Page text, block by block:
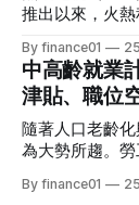
5.8% - 6.0%半
資主要圍繞「保
受市場歡迎的 5 大產品比較：
資金鎖定期適合
個月至1年不等
債券 (T-
推出以來，火
了更新穎的賽制
是臥虎藏龍，
再次掀起全城「追星」
精彩集數，或
音 4》全方位
容、終極結果
血淚評價！ 《中年好聲音 4》整季賽期與播放時間表 本季
By finance01
中高齡就業
津貼、職位
隨著人口老齡
為大勢所趨。
企業聘用年長勞
By finance01